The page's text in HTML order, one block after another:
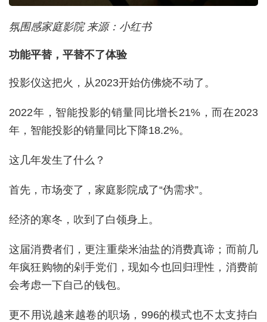
氛围感家庭影院 来源：小红书
功能平替，平替不了体验
投影仪这把火，从2023开始仿佛烧不动了。
2022年，智能投影的销量同比增长21%，而在2023
年，智能投影的销量同比下降18.2%。
这几年发生了什么？
首先，市场变了，家庭影院成了“伪需求”。
经济的寒冬，吹到了白领身上。
这届消费者们，更注重柴米油盐的消费真谛；而前几
年疯狂购物的剁手党们，现如今也回归理性，消费前
会考虑一下自己的钱包。
更不用说越来越卷的职场，996的模式也不太支持白